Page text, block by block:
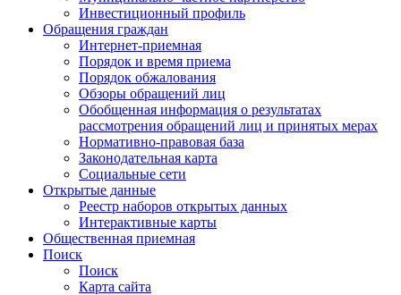
Инвестиционный профиль
Обращения граждан
Интернет-приемная
Порядок и время приема
Порядок обжалования
Обзоры обращений лиц
Обобщенная информация о результатах
рассмотрения обращений лиц и принятых мерах
Нормативно-правовая база
Законодательная карта
Социальные сети
Открытые данные
Реестр наборов открытых данных
Интерактивные карты
Общественная приемная
Поиск
Поиск
Карта сайта